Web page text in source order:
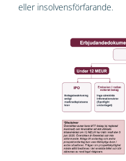
eller insolvensförfarande.